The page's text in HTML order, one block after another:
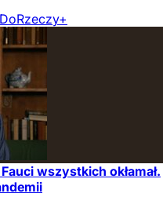
DoRzeczy+
wszystkich okłamał.